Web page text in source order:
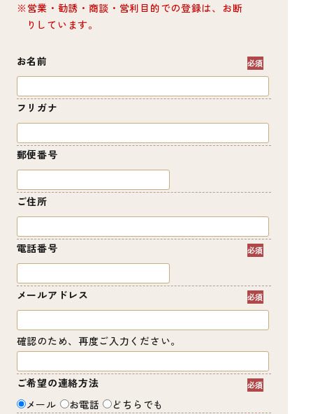
営業・勧誘・商談・営利目的での登録は、お断
りしています。
お名前
フリガナ
郵便番号
ご住所
電話番号
メールアドレス
確認のため、再度ご入力ください。
ご希望の連絡方法
メール
お電話
どちらでも